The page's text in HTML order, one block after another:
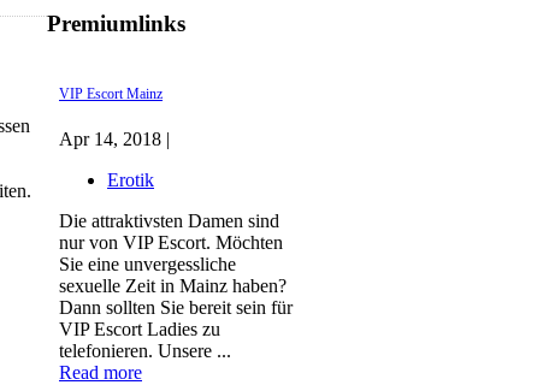
Premiumlinks
VIP Escort Mainz
Apr 14, 2018 |
Erotik
Die attraktivsten Damen sind
nur von VIP Escort. Möchten
Sie eine unvergessliche
sexuelle Zeit in Mainz haben?
Dann sollten Sie bereit sein für
VIP Escort Ladies zu
telefonieren. Unsere ...
Read more